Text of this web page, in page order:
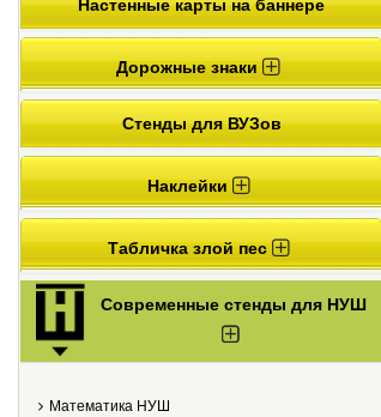
Настенные карты на баннере
Дорожные знаки
Стенды для ВУЗов
Наклейки
Табличка злой пес
Современные стенды для НУШ
Математика НУШ